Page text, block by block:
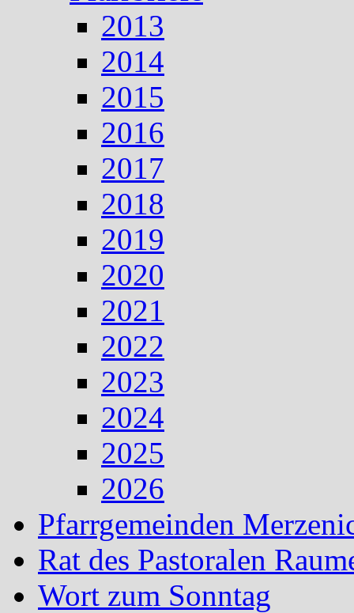
2013
2014
2015
2016
2017
2018
2019
2020
2021
2022
2023
2024
2025
2026
Pfarrgemeinden
Rat des Pastoralen
Wort zum Sonntag